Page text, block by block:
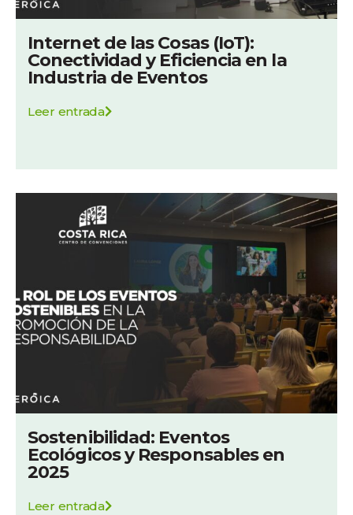
Internet de las Cosas (IoT):
Conectividad y Eficiencia en la
Industria de Eventos
Leer entrada
Sostenibilidad: Eventos
Ecológicos y Responsables en
2025
Leer entrada